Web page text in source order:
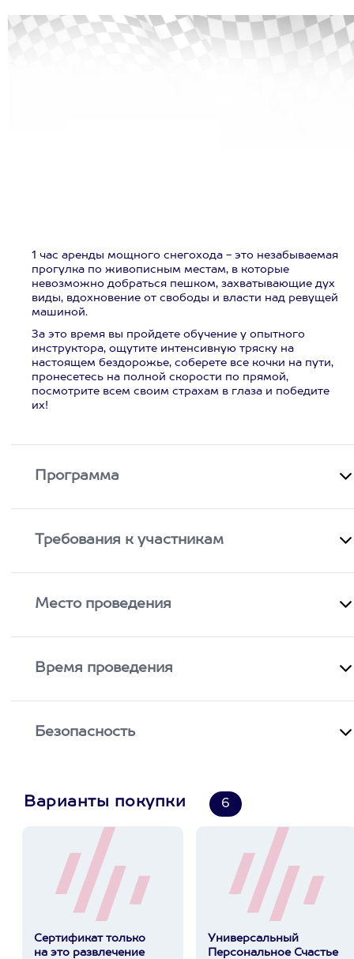
1 час аренды мощного снегохода - это незабываемая
прогулка по живописным местам, в которые
невозможно добраться пешком, захватывающие дух
виды, вдохновение от свободы и власти над ревущей
машиной.
За это время вы пройдете обучение у опытного
инструктора, ощутите интенсивную тряску на
настоящем бездорожье, соберете все кочки на пути,
пронесетесь на полной скорости по прямой,
посмотрите всем своим страхам в глаза и победите
их!
Программа
Требования к участникам
Место проведения
Время проведения
Безопасность
Варианты покупки 6
Сертификат только
на это развлечение
Универсальный
Персональное Счастье